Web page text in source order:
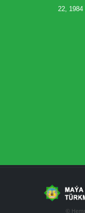
22, 1984
©